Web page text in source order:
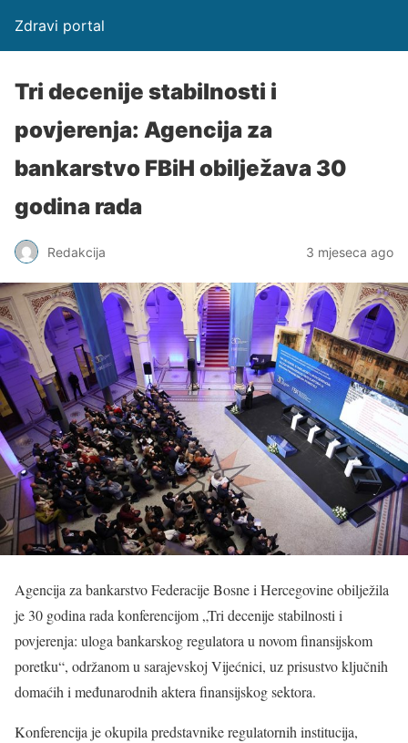
Zdravi portal
Tri decenije stabilnosti i
povjerenja: Agencija za
bankarstvo FBiH obilježava 30
godina rada
Redakcija 3 mjeseca ago
Agencija za bankarstvo Federacije Bosne i Hercegovine obilježila
je 30 godina rada konferencijom „Tri decenije stabilnosti i
povjerenja: uloga bankarskog regulatora u novom finansijskom
poretku“, održanom u sarajevskoj Vijećnici, uz prisustvo ključnih
domaćih i međunarodnih aktera finansijskog sektora.
Konferencija je okupila predstavnike regulatornih institucija,